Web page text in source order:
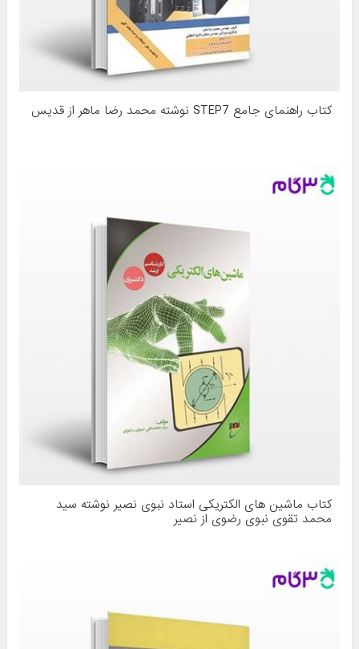
کتاب راهنمای جامع STEP7 نوشته محمد رضا ماهر از قدیس
کتاب ماشین های الکتریکی استاد نبوی نصیر نوشته سید
محمد تقوی نبوی رضوی از نصیر